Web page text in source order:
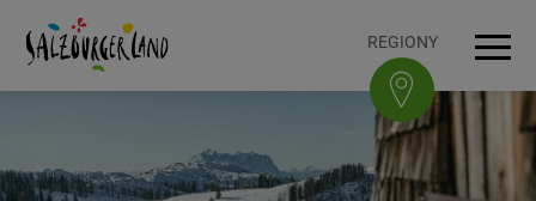
K obsahuAccesskey
[0]
K navigaciAccesskey
[1]
Na začátek stránky
K patičceAccesskey
[3] REGIONY